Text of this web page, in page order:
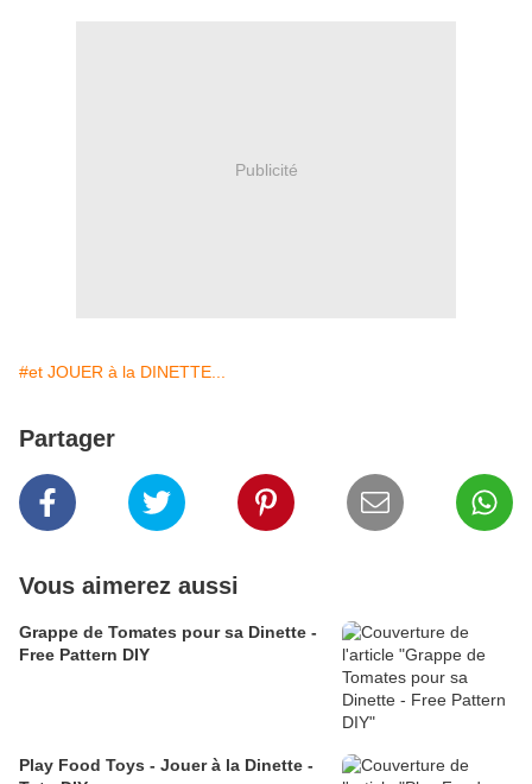
Publicité
#et JOUER à la DINETTE...
Partager
Vous aimerez aussi
Grappe de Tomates pour sa Dinette -
Free Pattern DIY
Play Food Toys - Jouer à la Dinette -